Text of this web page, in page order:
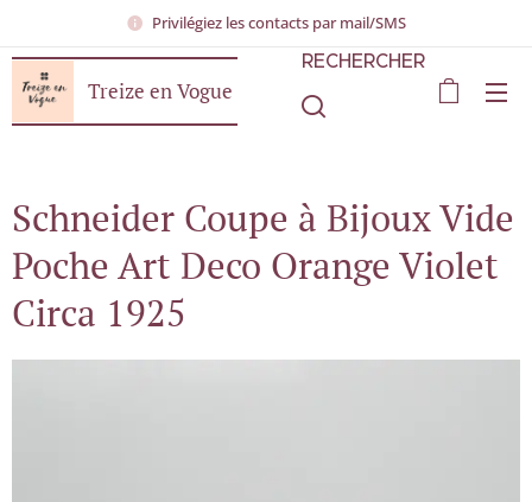
Privilégiez les contacts par mail/SMS
Treize en Vogue
RECHERCHER
Schneider Coupe à Bijoux Vide
Poche Art Deco Orange Violet
Circa 1925